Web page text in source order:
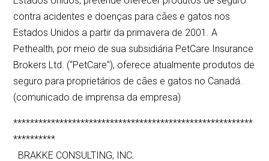
contra acidentes e doenças para cães e gatos nos
Estados Unidos a partir da primavera de 2001. A
Pethealth, por meio de sua subsidiária PetCare Insurance
Brokers Ltd. (“PetCare''), oferece atualmente produtos de
seguro para proprietários de cães e gatos no Canadá.
(comunicado de imprensa da empresa)
*********************************************************
**********
BRAKKE CONSULTING, INC.